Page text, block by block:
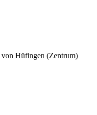
von Hüfingen (Zentrum)